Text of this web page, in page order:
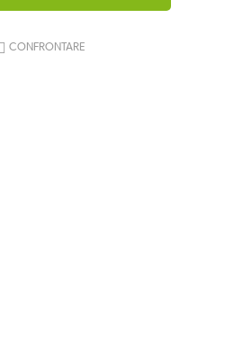
 CONFRONTARE